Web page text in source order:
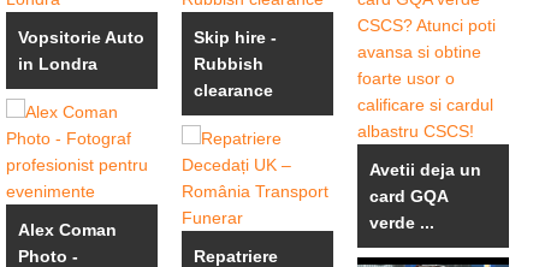
Vopsitorie Auto
in Londra
Alex Coman
Photo -
Skip hire -
Rubbish
clearance
Repatriere
Avetii deja un
card GQA
verde ...